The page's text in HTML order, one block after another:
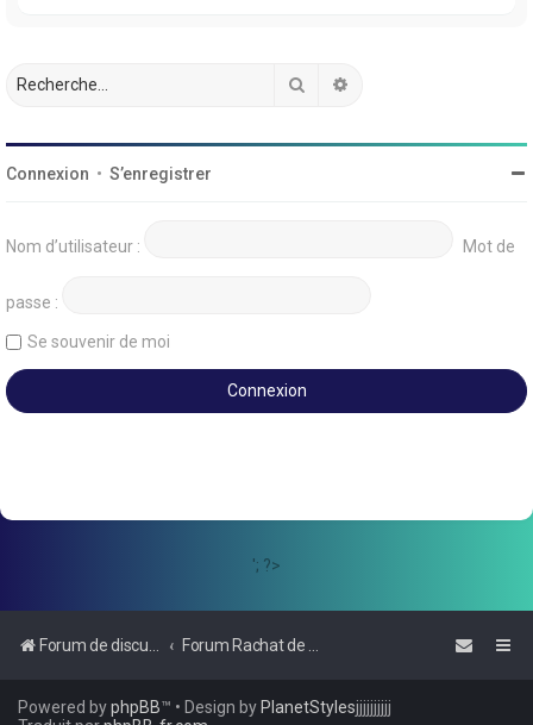
Rechercher
Connexion • S’enregistrer
Nom d’utilisateur : Mot de
passe :
Se souvenir de moi
'; ?>
Forum de discussions sur le Regroupement de Crédits et le Rachat de Crédits
Powered byphpBB™ • Design byPlanetStylesjjjjjjjjjj